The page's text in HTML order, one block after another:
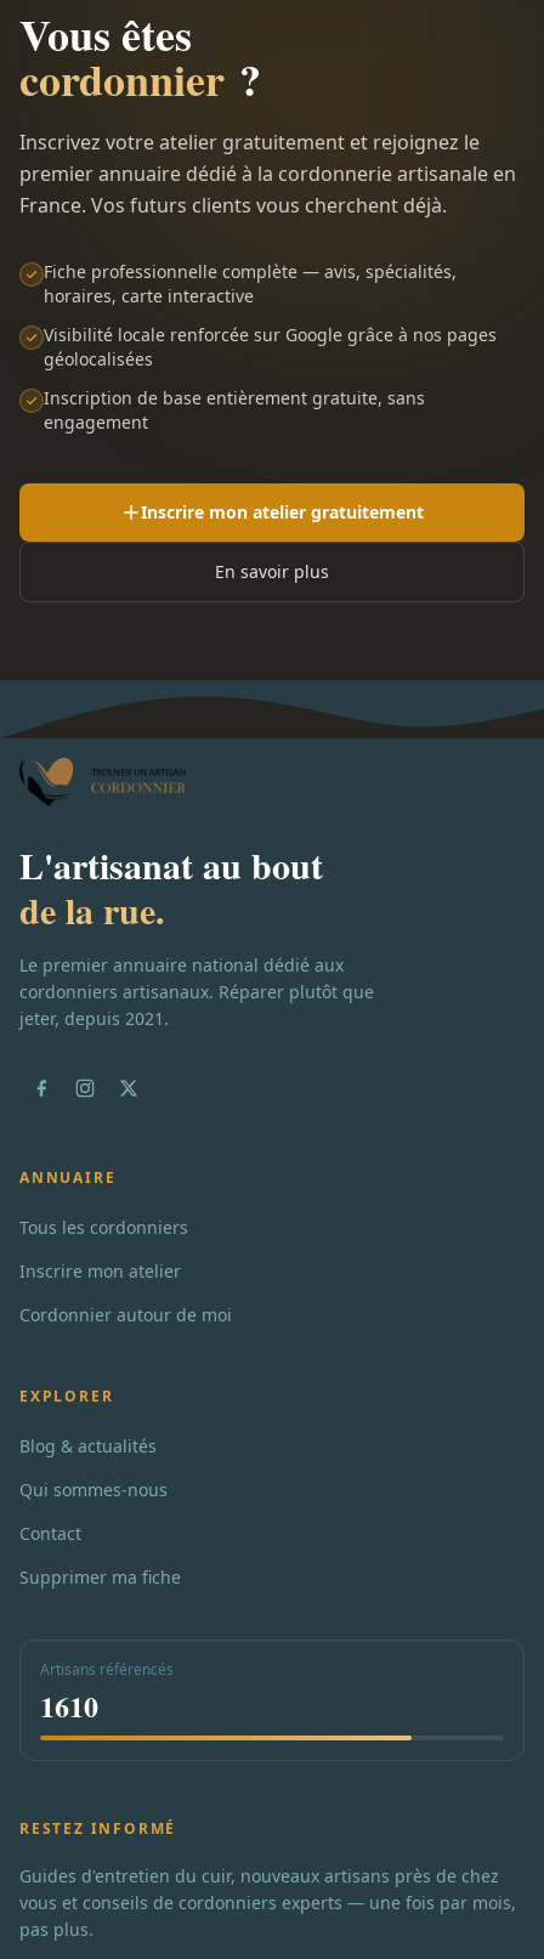
Vous êtes
cordonnier ?
Inscrivez votre atelier gratuitement et rejoignez le
premier annuaire dédié à la cordonnerie artisanale en
France. Vos futurs clients vous cherchent déjà.
Fiche professionnelle complète — avis, spécialités,
horaires, carte interactive
Visibilité locale renforcée sur Google grâce à nos pages
géolocalisées
Inscription de base entièrement gratuite, sans
engagement
Inscrire mon atelier gratuitement
En savoir plus
L'artisanat au bout
de la rue.
Le premier annuaire national dédié aux
cordonniers artisanaux. Réparer plutôt que
jeter, depuis 2021.
ANNUAIRE
Tous les cordonniers
Inscrire mon atelier
Cordonnier autour de moi
EXPLORER
Blog & actualités
Qui sommes-nous
Contact
Supprimer ma fiche
Artisans référencés
1610
RESTEZ INFORMÉ
Guides d'entretien du cuir, nouveaux artisans près de chez
vous et conseils de cordonniers experts — une fois par mois,
pas plus.